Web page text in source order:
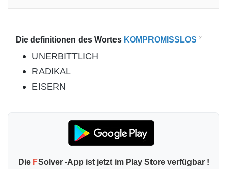
Die definitionen des Wortes KOMPROMISSLOS 3
UNERBITTLICH
RADIKAL
EISERN
Die FSolver -App ist jetzt im Play Store verfügbar !